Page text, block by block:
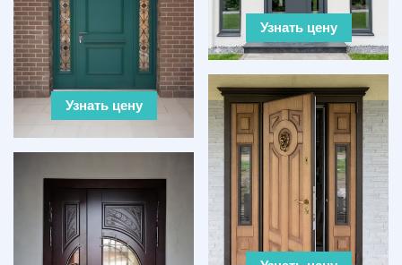
Узнать цену
Узнать цену